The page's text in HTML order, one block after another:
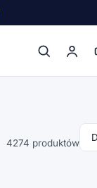
4274 produktów